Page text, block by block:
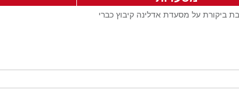
ביקורת על מסעדת אדלינה קיבוץ כברי